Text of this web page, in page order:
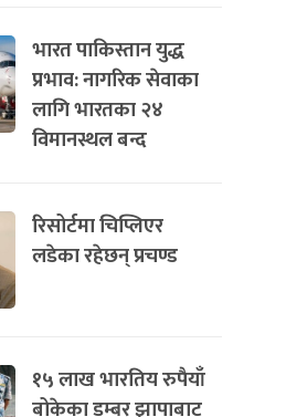
भारत पाकिस्तान युद्ध
प्रभाव: नागरिक सेवाका
लागि भारतका २४
विमानस्थल बन्द
रिसोर्टमा चिप्लिएर
लडेका रहेछन् प्रचण्ड
१५ लाख भारतिय रुपैयाँ
बोकेका डम्बर झापाबाट